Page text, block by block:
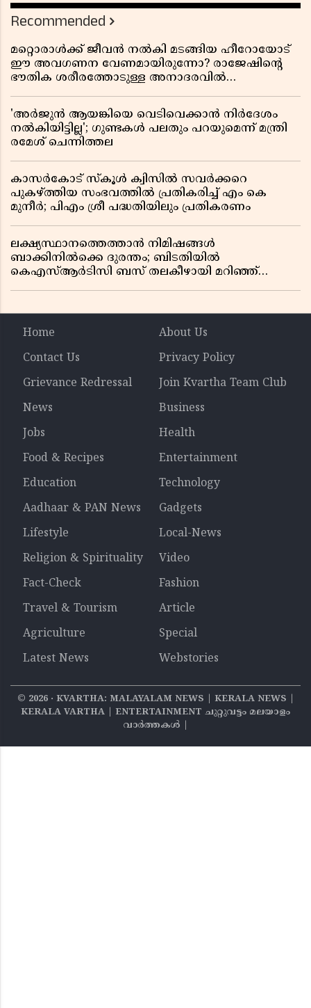
Recommended
മറ്റൊരാൾക്ക് ജീവൻ നൽകി മടങ്ങിയ ഹീറോയോട്
ഈ അവഗണന വേണമായിരുന്നോ? രാജേഷിൻ്റെ
ഭൗതിക ശരീരത്തോടുള്ള അനാദരവിൽ
'അർജുൻ ആയങ്കിയെ വെടിവെക്കാൻ നിർദേശം
നൽകിയിട്ടില്ല'; ഗുണ്ടകൾ പലതും പറയുമെന്ന് മന്ത്രി
രമേശ് ചെന്നിത്തല
കാസർകോട് സ്കൂൾ ക്വിസിൽ സവർക്കറെ
പുകഴ്ത്തിയ സംഭവത്തിൽ പ്രതികരിച്ച് എം കെ
മുനീർ; പിഎം ശ്രീ പദ്ധതിയിലും പ്രതികരണം
ലക്ഷ്യസ്ഥാനത്തെത്താൻ നിമിഷങ്ങൾ
ബാക്കിനിൽക്കെ ദുരന്തം; ബിടതിയിൽ
കെഎസ്ആർടിസി ബസ് തലകീഴായി മറിഞ്ഞ്
Home
About Us
Contact Us
Privacy Policy
Grievance Redressal
Join Kvartha Team Club
News
Business
Jobs
Health
Food & Recipes
Entertainment
Education
Technology
Aadhaar & PAN News
Gadgets
Lifestyle
Local-News
Religion & Spirituality
Video
Fact-Check
Fashion
Travel & Tourism
Article
Agriculture
Special
Latest News
Webstories
© 2026‧ KVARTHA: MALAYALAM NEWS | KERALA NEWS |
KERALA VARTHA | ENTERTAINMENT ചുറ്റുവട്ടം മലയാളം
വാര്‍ത്തകൾ |